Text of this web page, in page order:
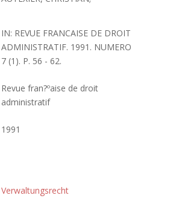
IN: REVUE FRANCAISE DE DROIT
ADMINISTRATIF. 1991. NUMERO
7 (1). P. 56 - 62.
Revue fran?ºaise de droit
administratif
1991
Verwaltungsrecht